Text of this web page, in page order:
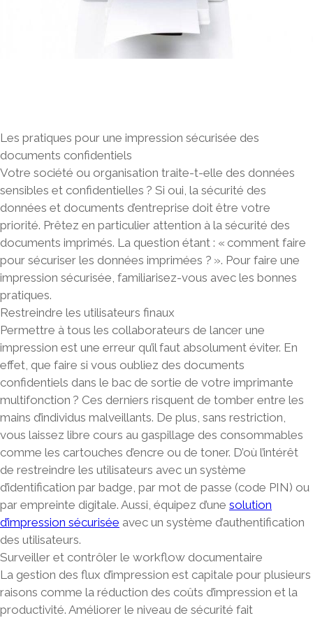
Les pratiques pour une impression sécurisée des
documents confidentiels
Votre société ou organisation traite-t-elle des données
sensibles et confidentielles ? Si oui, la sécurité des
données et documents d’entreprise doit être votre
priorité. Prêtez en particulier attention à la sécurité des
documents imprimés. La question étant : « comment faire
pour sécuriser les données imprimées ? ». Pour faire une
impression sécurisée, familiarisez-vous avec les bonnes
pratiques.
Restreindre les utilisateurs finaux
Permettre à tous les collaborateurs de lancer une
impression est une erreur qu’il faut absolument éviter. En
effet, que faire si vous oubliez des documents
confidentiels dans le bac de sortie de votre imprimante
multifonction ? Ces derniers risquent de tomber entre les
mains d’individus malveillants. De plus, sans restriction,
vous laissez libre cours au gaspillage des consommables
comme les cartouches d’encre ou de toner. D’où l’intérêt
de restreindre les utilisateurs avec un système
d’identification par badge, par mot de passe (code PIN) ou
par empreinte digitale. Aussi, équipez d’une solution
d’impression sécurisée avec un système d’authentification
des utilisateurs.
Surveiller et contrôler le workflow documentaire
La gestion des flux d’impression est capitale pour plusieurs
raisons comme la réduction des coûts d’impression et la
productivité. Améliorer le niveau de sécurité fait